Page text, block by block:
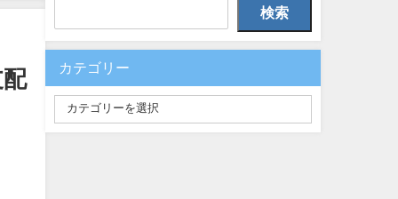
検索
カテゴリー